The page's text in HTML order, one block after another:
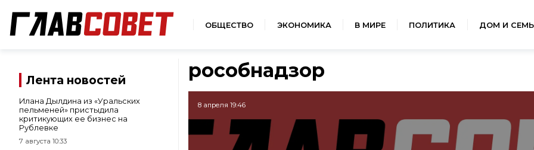
ОБЩЕСТВО ЭКОНОМИКА В МИРЕ ПОЛИТИКА ДОМ И
Лента новостей
Илана Дылдина из «Уральских
пельменей» пристыдила
критикующих ее бизнес на
Рублевке
7 августа 10:33
рособнадзор
8 апреля 19:46